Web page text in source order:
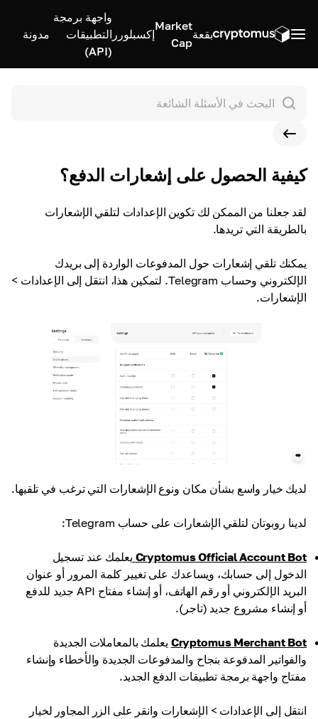
بقعة
Market
Cap
إكسبلورر
واجهة برمجة
التطبيقات
(API)
مدونة
كيفية الحصول على إشعارات الدفع؟
لقد جعلنا من الممكن لك تكوين الإعدادات لتلقي الإشعارات
بالطريقة التي تريدها.
يمكنك تلقي إشعارات حول المدفوعات الواردة إلى بريدك
الإلكتروني وحساب Telegram. لتمكين هذا، انتقل إلى الإعدادات >
الإشعارات.
لديك خيار واسع بشأن مكان ونوع الإشعارات التي ترغب في تلقيها.
لدينا روبوتان لتلقي الإشعارات على حساب Telegram :
Cryptomus Official Account Bot يعلمك عند تسجيل
الدخول إلى حسابك، ويساعدك على تغيير كلمة المرور أو عنوان
البريد الإلكتروني أو رقم الهاتف، أو إنشاء مفتاح API جديد للدفع
أو إنشاء مشروع جديد (تاجر).
Cryptomus Merchant Bot يعلمك بالمعاملات الجديدة
والفواتير المدفوعة بنجاح والمدفوعات الجديدة والأخطاء وإنشاء
مفتاح واجهة برمجة تطبيقات الدفع الجديد.
انتقل إلى الإعدادات > الإشعارات وانقر على الزر المجاور لخيار